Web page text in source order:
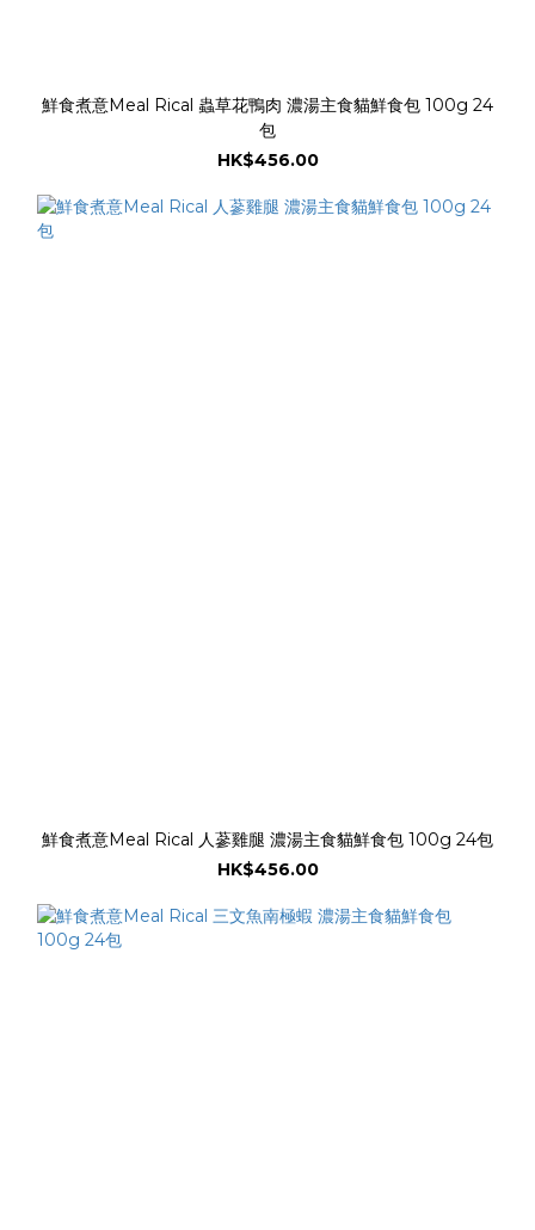
鮮食煮意Meal Rical 蟲草花鴨肉 濃湯主食貓鮮食包 100g 24
包
HK$456.00
鮮食煮意Meal Rical 人蔘雞腿 濃湯主食貓鮮食包 100g 24包
HK$456.00